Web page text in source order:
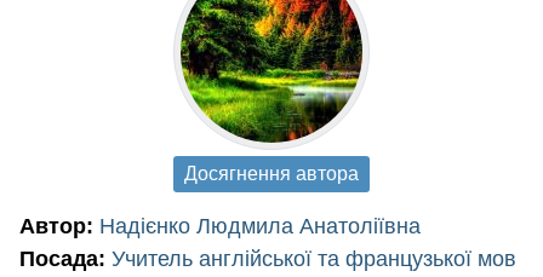
Автор: Надієнко Людмила Анатоліївна
Посада: Учитель англійської та французької мов
Досягнення автора